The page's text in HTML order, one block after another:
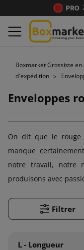
Boxmarket Grossiste en
d'expédition
Enveloppes
On dit que le
manque
notre travail, notre
produisons avec
Filtrer
L - Longueur